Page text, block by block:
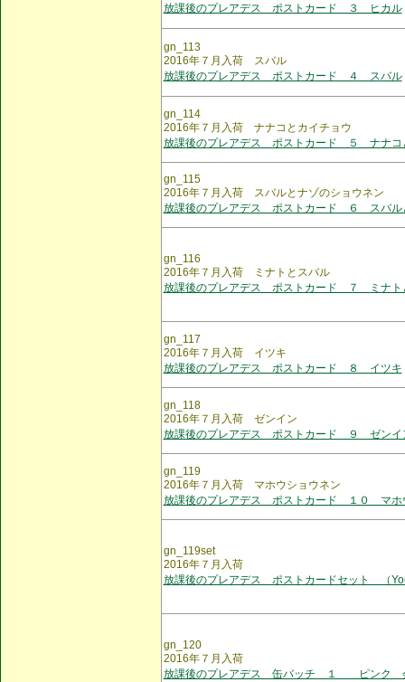
放課後のプレアデス ポストカード ３ ヒカル
gn_113
2016年７月入荷 スバル
放課後のプレアデス ポストカード ４ スバル
gn_114
2016年７月入荷 ナナコとカイチョウ
放課後のプレアデス ポストカード ５ ナナコ
gn_115
2016年７月入荷 スバルとナゾのショウネン
放課後のプレアデス ポストカード ６ スバル
gn_116
2016年７月入荷 ミナトとスバル
放課後のプレアデス ポストカード ７ ミナト
gn_117
2016年７月入荷 イツキ
放課後のプレアデス ポストカード ８ イツキ
gn_118
2016年７月入荷 ゼンイン
放課後のプレアデス ポストカード ９ ゼンイ
gn_119
2016年７月入荷 マホウショウネン
放課後のプレアデス ポストカード １０ マホ
gn_119set
2016年７月入荷
放課後のプレアデス ポストカードセット （
gn_120
2016年７月入荷
放課後のプレアデス 缶バッチ １ ピンク